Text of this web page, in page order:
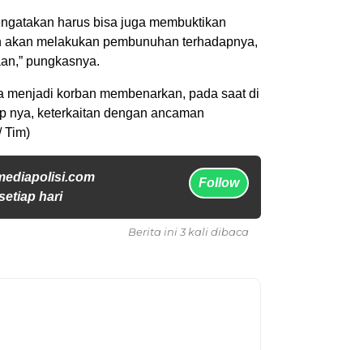
harus bisa juga membuktikan
melakukan pembunuhan terhadapnya,
pungkasnya.
menjadi korban membenarkan, pada saat di
nya, keterkaitan dengan ancaman
Tim)
hari
Follow
Berita ini 3 kali dibaca